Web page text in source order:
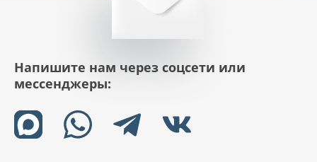
Напишите нам через соцсети или
мессенджеры: